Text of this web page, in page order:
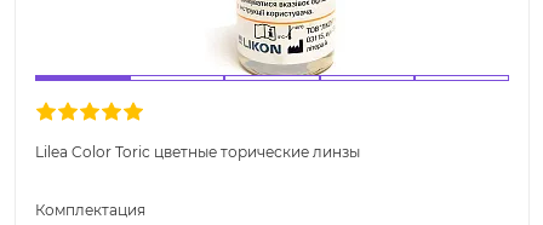
Lilea Color Toric цветные торические линзы
Комплектация